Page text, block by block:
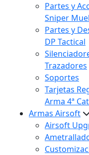
Partes y
Sniper
Partes y
DP Tactical
Trazadores
Soportes
Tarjetas
Arma 4ª
Armas Airsoft
Airsoft